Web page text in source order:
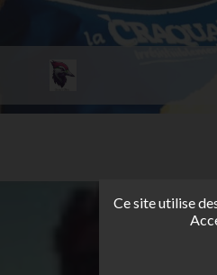
Ce site utilise